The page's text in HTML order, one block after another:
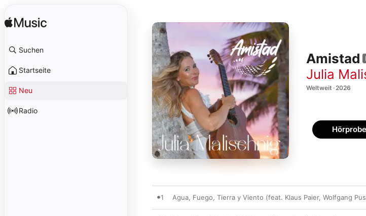
Suchen
Startseite
Neu
Radio
Amistad
Julia
Weltweit · 2026
Hörprobe
1 Agua, Fuego, Tierra y Viento (feat. Klaus Paier, Wolfgang